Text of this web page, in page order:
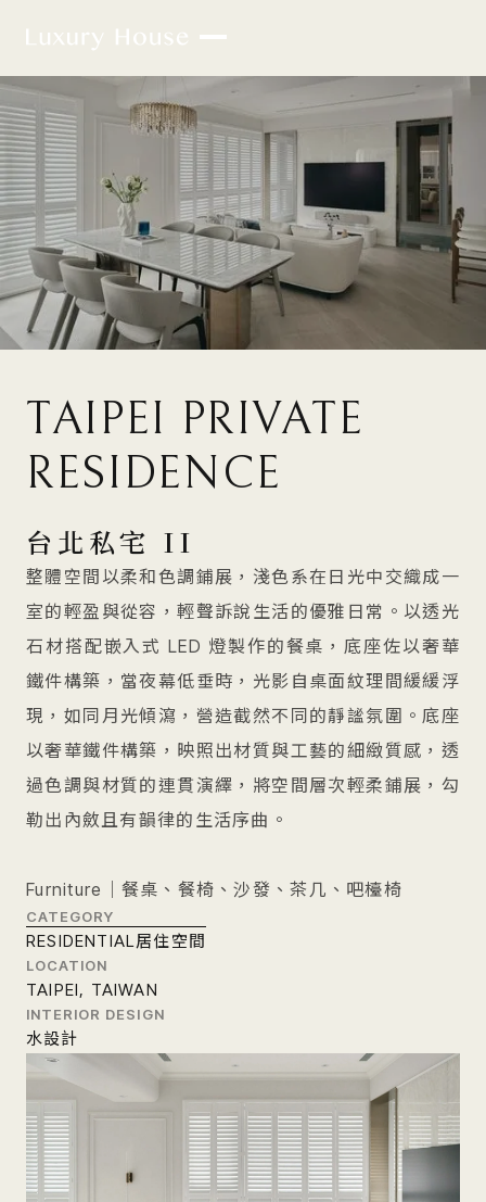
TAIPEI PRIVATE
RESIDENCE
台北私宅 II
整體空間以柔和色調鋪展，淺色系在日光中交織成一
室的輕盈與從容，輕聲訴說生活的優雅日常。以透光
石材搭配嵌入式 LED 燈製作的餐桌，底座佐以奢華
鐵件構築，當夜幕低垂時，光影自桌面紋理間緩緩浮
現，如同月光傾瀉，營造截然不同的靜謐氛圍。底座
以奢華鐵件構築，映照出材質與工藝的細緻質感，透
過色調與材質的連貫演繹，將空間層次輕柔鋪展，勾
勒出內斂且有韻律的生活序曲。
Furniture｜餐桌、餐椅、沙發、茶几、吧檯椅
CATEGORY
RESIDENTIAL居住空間
LOCATION
TAIPEI, TAIWAN
INTERIOR DESIGN
水設計